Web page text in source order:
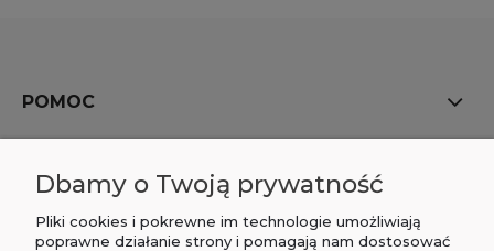
POMOC
Dbamy o Twoją prywatność
Pliki cookies i pokrewne im technologie umożliwiają
poprawne działanie strony i pomagają nam dostosować